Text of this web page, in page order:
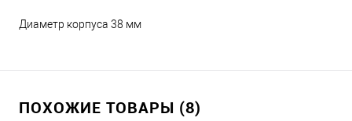
Диаметр корпуса 38 мм
ПОХОЖИЕ ТОВАРЫ (8)